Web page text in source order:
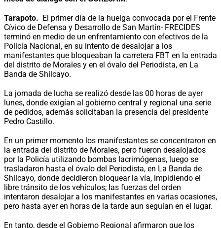
Tarapoto. El primer día de la huelga convocada por el Frente
Cívico de Defensa y Desarrollo de San Martín- FRECIDES
terminó en medio de un enfrentamiento con efectivos de la
Policía Nacional, en su intento de desalojar a los
manifestantes que bloqueaban la carretera FBT en la entrada
del distrito de Morales y en el óvalo del Periodista, en La
Banda de Shilcayo.
La jornada de lucha se realizó desde las 00 horas de ayer
lunes, donde exigían al gobierno central y regional una serie
de pedidos, además solicitaban la presencia del presidente
Pedro Castillo.
En un primer momento los manifestantes se concentraron en
la entrada del distrito de Morales, pero fueron desalojados
por la Policía utilizando bombas lacrimógenas, luego se
trasladaron hasta el óvalo del Periodista, en La Banda de
Shilcayo, donde decidieron bloquear la vía, impidiendo el
libre tránsito de los vehículos; las fuerzas del orden
intentaron desalojar a los manifestantes en varias ocasiones,
pero hasta ayer en horas de la tarde aun seguían en el lugar.
En tanto, desde el Gobierno Regional afirmaron que los